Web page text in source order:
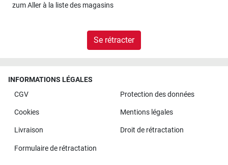
zumAller à la liste des magasins
Se rétracter
INFORMATIONS LÉGALES
CGV
Protection des données
Cookies Mentions légales
Livraison Droit de rétractation
Formulaire de rétractation